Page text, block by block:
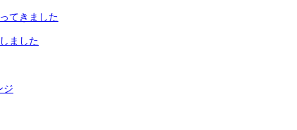
てきました
ました
ジ